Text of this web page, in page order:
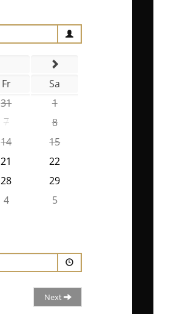
Fr
Sa
31
1
7
8
14
15
21
22
28
29
4 5
Next